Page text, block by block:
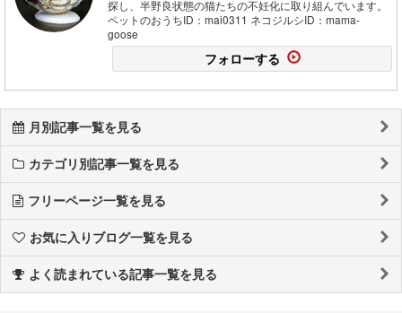
探し、半野良状態の猫たちの不妊化に取り組んでいます。
ペットのおうちID：mai0311 ネコジルシID：mama-
goose
フォローする
月別記事一覧を見る
カテゴリ別記事一覧を見る
フリーページ一覧を見る
お気に入りブログ一覧を見る
よく読まれている記事一覧を見る